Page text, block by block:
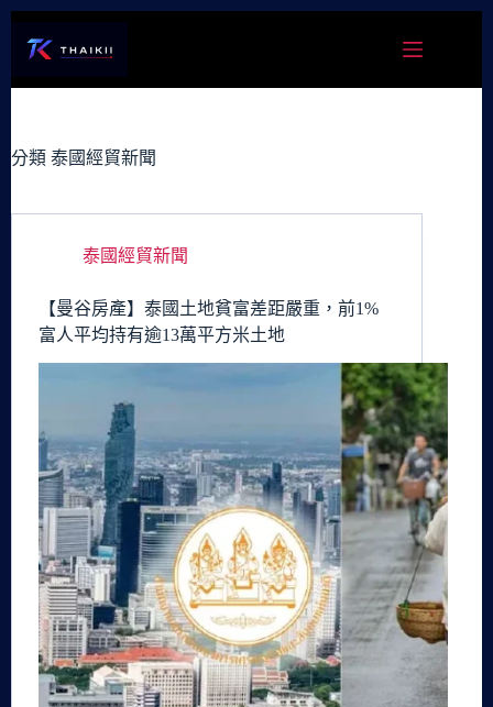
容
分類 泰國經貿新聞
泰國經貿新聞
【曼谷房產】泰國土地貧富差距嚴重，前1%
富人平均持有逾13萬平方米土地